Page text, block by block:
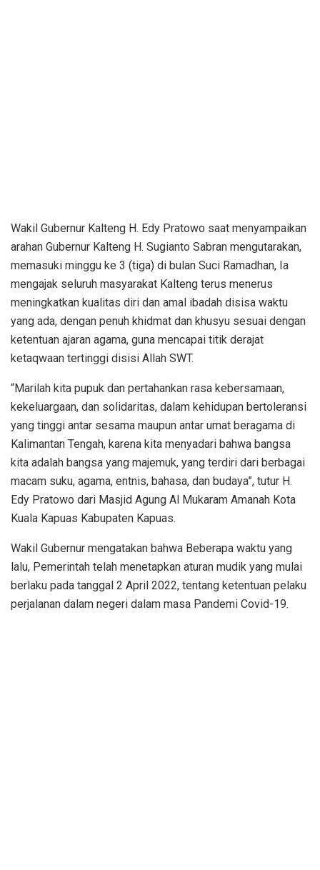
Wakil Gubernur Kalteng H. Edy Pratowo saat menyampaikan
arahan Gubernur Kalteng H. Sugianto Sabran mengutarakan,
memasuki minggu ke 3 (tiga) di bulan Suci Ramadhan, Ia
mengajak seluruh masyarakat Kalteng terus menerus
meningkatkan kualitas diri dan amal ibadah disisa waktu
yang ada, dengan penuh khidmat dan khusyu sesuai dengan
ketentuan ajaran agama, guna mencapai titik derajat
ketaqwaan tertinggi disisi Allah SWT.
“Marilah kita pupuk dan pertahankan rasa kebersamaan,
kekeluargaan, dan solidaritas, dalam kehidupan bertoleransi
yang tinggi antar sesama maupun antar umat beragama di
Kalimantan Tengah, karena kita menyadari bahwa bangsa
kita adalah bangsa yang majemuk, yang terdiri dari berbagai
macam suku, agama, entnis, bahasa, dan budaya”, tutur H.
Edy Pratowo dari Masjid Agung Al Mukaram Amanah Kota
Kuala Kapuas Kabupaten Kapuas.
Wakil Gubernur mengatakan bahwa Beberapa waktu yang
lalu, Pemerintah telah menetapkan aturan mudik yang mulai
berlaku pada tanggal 2 April 2022, tentang ketentuan pelaku
perjalanan dalam negeri dalam masa Pandemi Covid-19.